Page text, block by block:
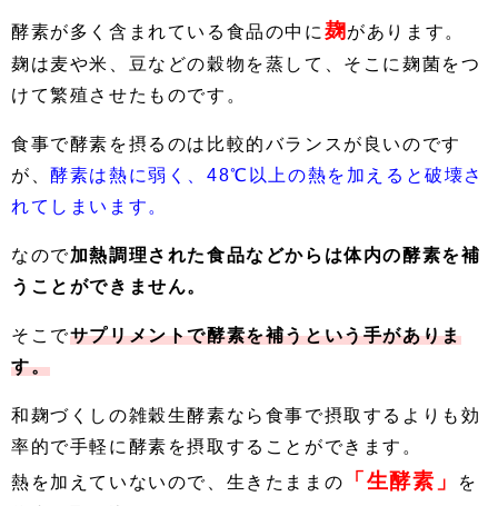
酵素が多く含まれている食品の中に麹があります。
麹は麦や米、豆などの穀物を蒸して、そこに麹菌をつ
けて繁殖させたものです。
食事で酵素を摂るのは比較的バランスが良いのです
が、 酵素は熱に弱く、48℃以上の熱を加えると破壊さ
れてしまいます。
なので加熱調理された食品などからは体内の酵素を補
うことができません。
そこでサプリメントで酵素を補うという手がありま
す。
和麹づくしの雑穀生酵素なら食事で摂取するよりも効
率的で手軽に酵素を摂取することができます。
熱を加えていないので、生きたままの
「生酵素」
を